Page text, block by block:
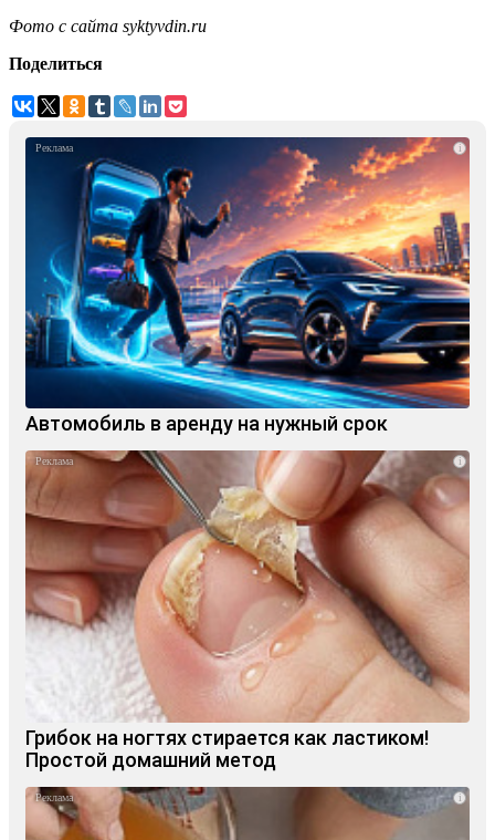
Фото с сайта syktyvdin.ru
Поделиться
i
Автомобиль в аренду на нужный срок
i
Грибок на ногтях стирается как ластиком!
Простой домашний метод
i